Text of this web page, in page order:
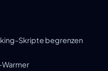
Skripte begrenzen